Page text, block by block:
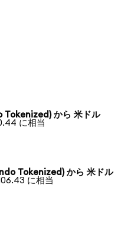
から 米ドル
に相当
Tokenized) から 米ドル
に相当